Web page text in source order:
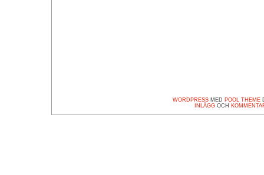
WORDPRESSMED POOL THEME
INLÄGGOCH